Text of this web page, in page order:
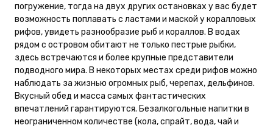
погружение, тогда на двух других остановках у вас будет
возможность поплавать с ластами и маской у коралловых
рифов, увидеть разнообразие рыб и кораллов. В водах
рядом с островом обитают не только пестрые рыбки,
здесь встречаются и более крупные представители
подводного мира. В некоторых местах среди рифов можно
наблюдать за жизнью огромных рыб, черепах, дельфинов.
Вкусный обед и масса самых фантастических
впечатлений гарантируются. Безалкогольные напитки в
неограниченном количестве (кола, спрайт, вода, чай и